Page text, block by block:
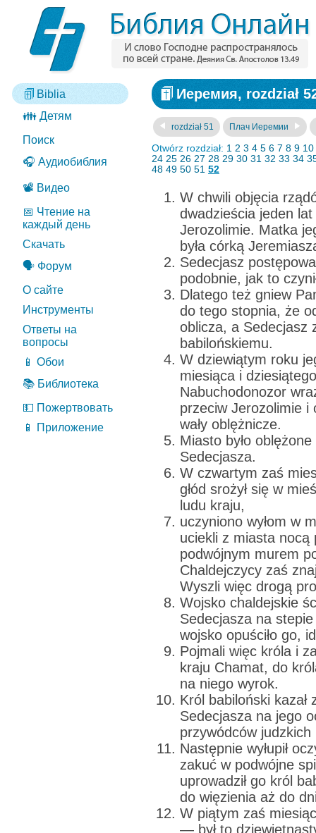
Biblia
👪 Детям
Поиск
🎧 Аудиобиблия
📽️ Видео
📅 Чтение на
каждый день
Скачать
🗣️ Форум
О сайте
Инструменты
Ответы на
вопросы
📱 Обои
📚 Библиотека
💵 Пожертвовать
📱 Приложение
Иеремия, rozdział
rozdział 51 Плач Иеремии
Otwórz rozdział: 1 2 3 4 5 6 7 8 9 10
24 25 26 27 28 29 30 31 32 33 34
48 49 50 51 52
W chwili objęcia
dwadzieścia jeden
Jerozolimie. Matka
była córką
Sedecjasz
podobnie, jak to
Dlatego też gniew
do tego stopnia, że
oblicza, a Sedecjasz
babilońskiemu.
W dziewiątym roku
miesiąca i
Nabuchodonozor
przeciw Jerozolimie i
wały oblężnicze.
Miasto było
Sedecjasza.
W czwartym zaś
głód srożył się w
ludu kraju,
uczyniono wyłom w
uciekli z miasta
podwójnym murem
Chaldejczycy zaś
Wyszli więc drogą
Wojsko chaldejskie
Sedecjasza na
wojsko opuściło go,
Pojmali więc króla i
kraju Chamat, do
na niego wyrok.
Król babiloński kazał
Sedecjasza na jego
przywódców judzkich
Następnie wyłupił
zakuć w podwójne
uprowadził go król
do więzienia aż do
W piątym zaś
— był to